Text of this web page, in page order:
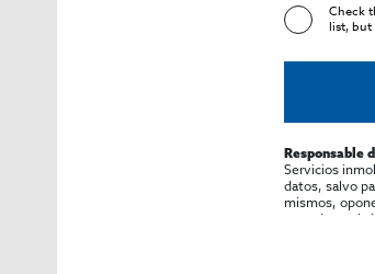
Check
list, but
Responsable
Servicios
datos, salvo
mismos,
consultarse